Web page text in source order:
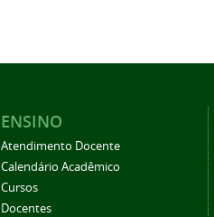
ENSINO
Atendimento Docente
Calendário Acadêmico
Cursos
Docentes